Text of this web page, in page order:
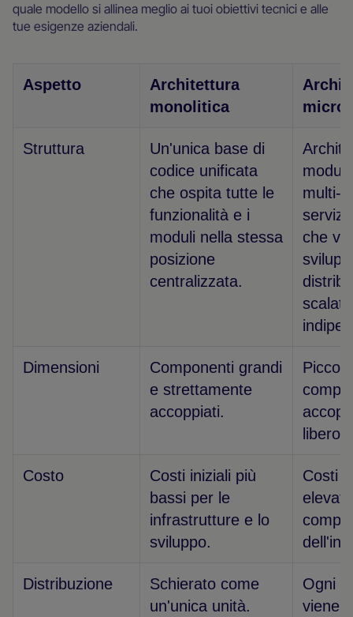
quale modello si allinea meglio ai tuoi obiettivi tecnici e alle
tue esigenze aziendali.
Aspetto
Architettura
monolitica
Struttura
Un'unica base di
codice unificata
che ospita tutte le
funzionalità e i
moduli nella stessa
posizione
centralizzata.
multi-
servizi
che
scalati
Dimensioni
Componenti grandi
e strettamente
accoppiati.
Piccoli
libero.
Costo
Costi iniziali più
bassi per le
infrastrutture e lo
sviluppo.
Costi
elevati
Distribuzione
Schierato come
un'unica unità.
Ogni
viene